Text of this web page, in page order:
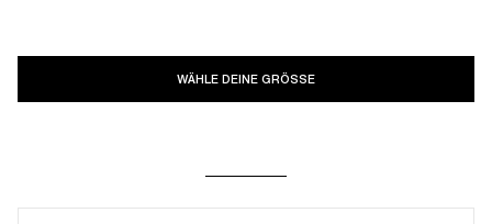
WÄHLE DEINE GRÖSSE